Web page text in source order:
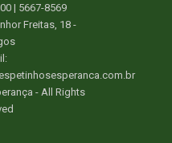
| 5667-8569
Freitas, 18 -
- All Rights